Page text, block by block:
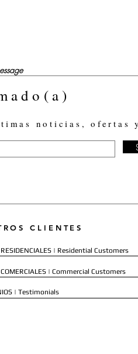
noticias, ofertas
CLIENTES
RESIDENCIALES | Residential Customers
COMERCIALES | Commercial Customers
| Testimonials